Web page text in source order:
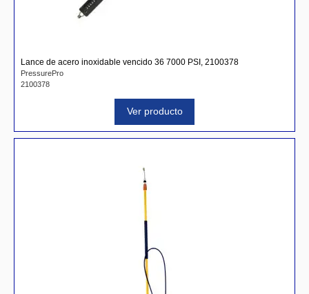
Lance de acero inoxidable vencido 36 7000 PSI, 2100378
PressurePro
2100378
Ver producto